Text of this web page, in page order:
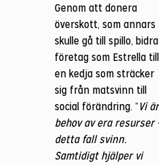
Genom att donera
överskott, som annars
skulle gå till spillo,
företag som Estrella till
en kedja som sträcker
sig från matsvinn till
social förändring. ” Vi
behov av era resurser
detta fall svinn.
Samtidigt hjälper vi